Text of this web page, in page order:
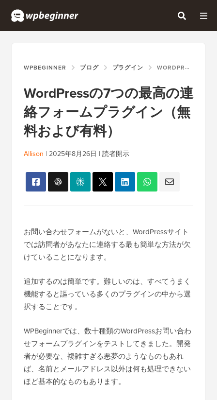
WPBEGINNER ブログ プラグイン WORDPRESSの7つの最高の連絡フォームプラグイン（無料および有料）
WordPressの7つの最高の連
絡フォームプラグイン（無
料および有料）
Allison | 2025年8月26日 | 読者開示
お問い合わせフォームがないと、WordPressサイト
では訪問者があなたに連絡する最も簡単な方法が欠
けていることになります。
追加するのは簡単です。難しいのは、すべてうまく
機能すると謳っている多くのプラグインの中から選
択することです。
WPBeginnerでは、数十種類のWordPressお問い合わ
せフォームプラグインをテストしてきました。開発
者が必要な、複雑すぎる悪夢のようなものもあれ
ば、名前とメールアドレス以外は何も処理できない
ほど基本的なものもあります。